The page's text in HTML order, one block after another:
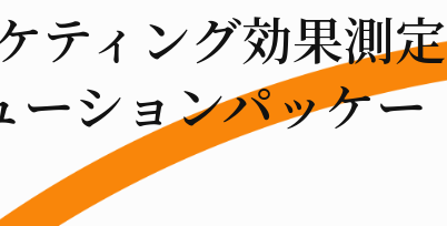
ティング効果測定
ションパッケー